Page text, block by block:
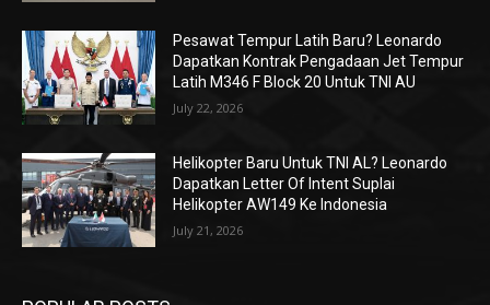
Pesawat Tempur Latih Baru? Leonardo
Dapatkan Kontrak Pengadaan Jet Tempur
Latih M346 F Block 20 Untuk TNI AU
July 22, 2026
Helikopter Baru Untuk TNI AL? Leonardo
Dapatkan Letter Of Intent Suplai
Helikopter AW149 Ke Indonesia
July 21, 2026